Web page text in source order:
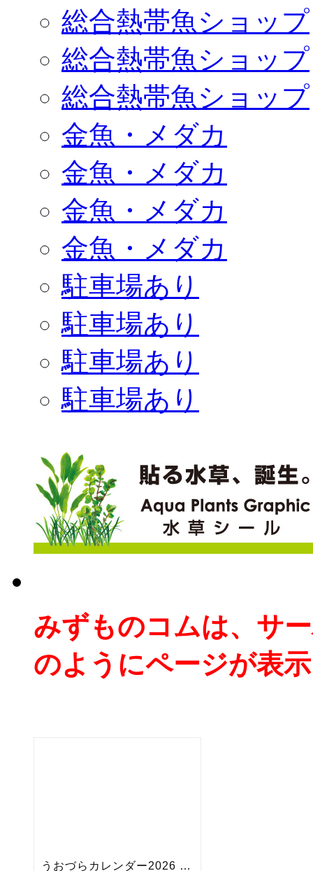
総合熱帯魚ショップ
総合熱帯魚ショップ
総合熱帯魚ショップ
金魚・メダカ
金魚・メダカ
金魚・メダカ
金魚・メダカ
駐車場あり
駐車場あり
駐車場あり
駐車場あり
みずものコムは、サ
のようにページが表